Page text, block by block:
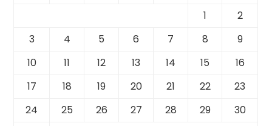
1
2
3
4 5 6 7 8
9
10
11 12 13 14 15
16
17
18 19 20 21 22
23
24
25 26 27 28 29
30